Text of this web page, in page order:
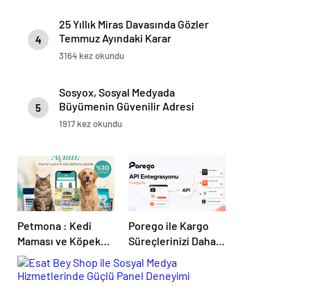
4
25 Yıllık Miras Davasında Gözler
Temmuz Ayındaki Karar
Duruşmasına Çevrildi
3164 kez okundu
5
Sosyox, Sosyal Medyada
Büyümenin Güvenilir Adresi
Olarak Öne Çıkıyor
1917 kez okundu
Petmona : Kedi
Maması ve Köpek
Maması İle Tüm
Evcil Hayvan
Porego ile Kargo
Süreçlerinizi Daha
Kolay Yönetin